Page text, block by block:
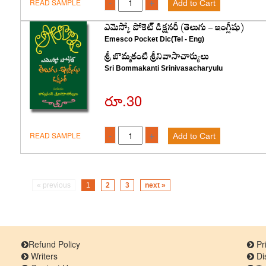
READ SAMPLE Add to Cart
READ SAMPLE
ఎమెస్కో పోకెట్‌ డిక్షనరీ (తెలుగు - ఇంగ్లీషు)
Emesco Pocket Dic(Tel - Eng)
శ్రీ బొమ్మకంటి శ్రీనివాసాచార్యులు
Sri Bommakanti Srinivasacharyulu
రూ.30
- + Add to Cart
« previous 1 2 3 next »
Refund Policy
Writers